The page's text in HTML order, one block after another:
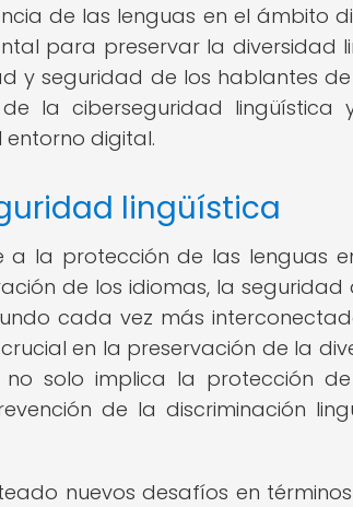
de las lenguas en el ámbito
para preservar la diversidad
seguridad de los hablantes de
la ciberseguridad lingüística
entorno digital.
lingüística
a la protección de las lenguas
de los idiomas, la seguridad
cada vez más
en la preservación de la
no solo implica la protección
de la discriminación
nuevos desafíos en